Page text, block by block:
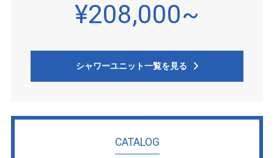
¥208,000~
シャワーユニット一覧を見る
CATALOG